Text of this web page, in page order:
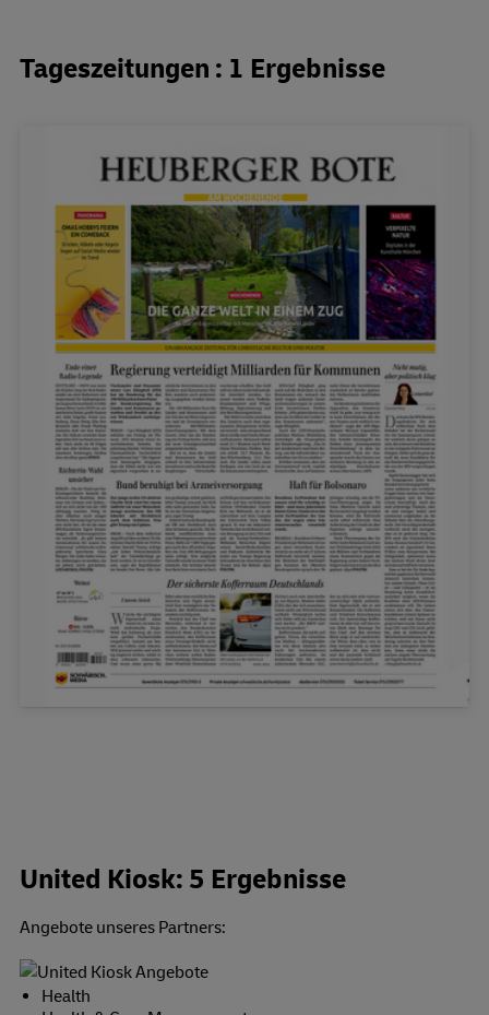
Tageszeitungen : 1 Ergebnisse
United Kiosk: 5 Ergebnisse
Angebote unseres Partners:
Health